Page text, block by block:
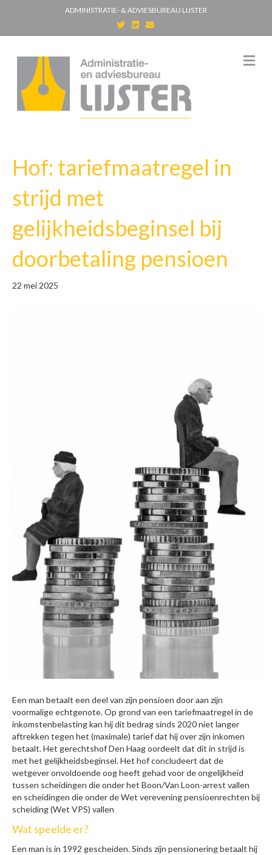
ADMINISTRATIE- & ADVIESBUREAU LIJSTER
T
w
i
e
r
n
d
i
n
E
m
a
M
e
Hof: tariefmaatregel in
strijd met
gelijkheidsbeginsel bij
doorbetaling pensioen
22 mei 2025
Een man betaalt een deel van zijn pensioen door aan zijn
voormalige echtgenote. Op grond van een tariefmaatregel in de
inkomstenbelasting kan hij dit bedrag sinds 2020 niet langer
aftrekken tegen het (maximale) tarief dat hij over zijn inkomen
betaalt. Het gerechtshof Den Haag oordeelt dat dit in strijd is
met het gelijkheidsbeginsel. Het hof concludeert dat de
wetgever onvoldoende oog heeft gehad voor de ongelijkheid
tussen scheidingen die onder het Boon/Van Loon-arrest vallen
en scheidingen die onder de Wet verevening pensioenrechten bij
scheiding (Wet VPS) vallen
Wat speelde er?
Een man is in 1992 gescheiden. Sinds zijn pensionering betaalt hij